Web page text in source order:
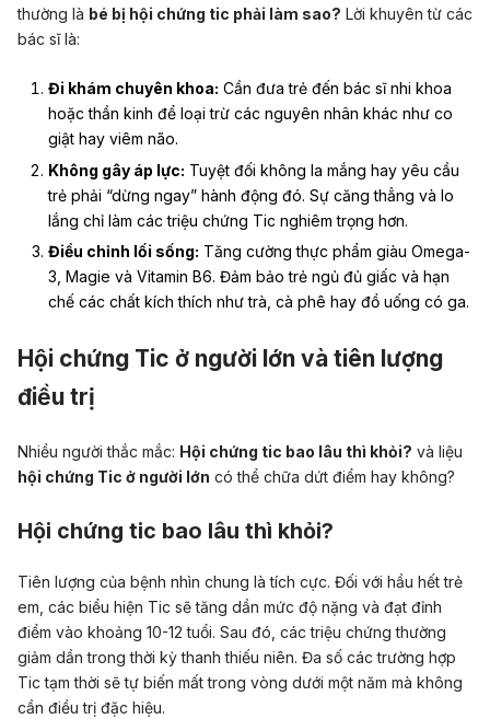
thường là bé bị hội chứng tic phải làm sao? Lời khuyên từ các
bác sĩ là:
Đi khám chuyên khoa: Cần đưa trẻ đến bác sĩ nhi khoa
hoặc thần kinh để loại trừ các nguyên nhân khác như co
giật hay viêm não.
Không gây áp lực: Tuyệt đối không la mắng hay yêu cầu
trẻ phải “dừng ngay” hành động đó. Sự căng thẳng và lo
lắng chỉ làm các triệu chứng Tic nghiêm trọng hơn.
Điều chỉnh lối sống: Tăng cường thực phẩm giàu Omega-
3, Magie và Vitamin B6. Đảm bảo trẻ ngủ đủ giấc và hạn
chế các chất kích thích như trà, cà phê hay đồ uống có ga.
Hội chứng Tic ở người lớn và tiên lượng
điều trị
Nhiều người thắc mắc: Hội chứng tic bao lâu thì khỏi? và liệu
hội chứng Tic ở người lớn có thể chữa dứt điểm hay không?
Hội chứng tic bao lâu thì khỏi?
Tiên lượng của bệnh nhìn chung là tích cực. Đối với hầu hết trẻ
em, các biểu hiện Tic sẽ tăng dần mức độ nặng và đạt đỉnh
điểm vào khoảng 10-12 tuổi. Sau đó, các triệu chứng thường
giảm dần trong thời kỳ thanh thiếu niên. Đa số các trường hợp
Tic tạm thời sẽ tự biến mất trong vòng dưới một năm mà không
cần điều trị đặc hiệu.